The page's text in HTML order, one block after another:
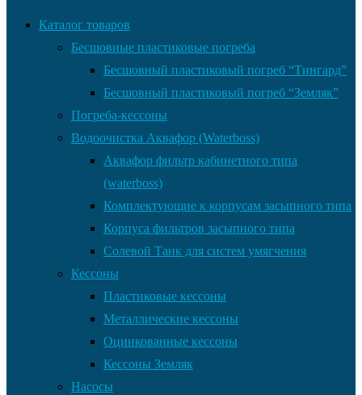
Каталог товаров
Бесшовные пластиковые погреба
Бесшовный пластиковый погреб “Тингард”
Бесшовный пластиковый погреб “Земляк”
Погреба-кессоны
Водоочистка Аквафор (Waterboss)
Аквафор фильтр кабинетного типа
(waterboss)
Комплектующие к корпусам засыпного типа
Корпуса фильтров засыпного типа
Солевой Танк для систем умягчения
Кессоны
Пластиковые кессоны
Металлические кессоны
Оцинкованные кессоны
Кессоны Земляк
Насосы